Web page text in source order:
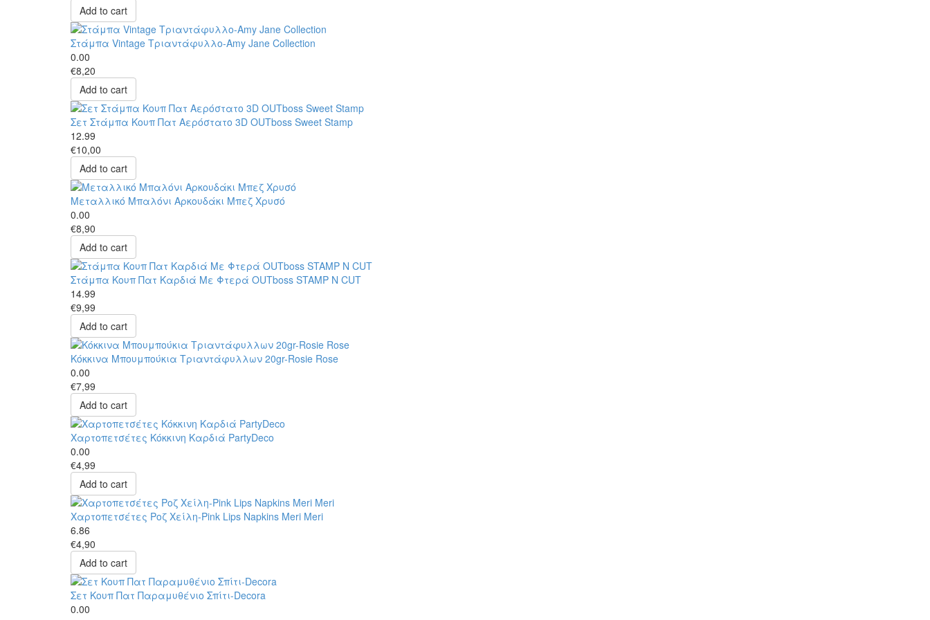
Add to cart
Στάμπα Vintage Τριαντάφυλλο-Amy Jane Collection
0.00
€8,20
Add to cart
Σετ Στάμπα Κουπ Πατ Αερόστατο 3D OUTboss Sweet Stamp
12.99
€10,00
Add to cart
Μεταλλικό Μπαλόνι Αρκουδάκι Μπεζ Χρυσό
0.00
€8,90
Add to cart
Στάμπα Κουπ Πατ Καρδιά Με Φτερά OUTboss STAMP N CUT
14.99
€9,99
Add to cart
Κόκκινα Μπουμπούκια Τριαντάφυλλων 20gr-Rosie Rose
0.00
€7,99
Add to cart
Χαρτοπετσέτες Κόκκινη Καρδιά PartyDeco
0.00
€4,99
Add to cart
Χαρτοπετσέτες Ροζ Χείλη-Pink Lips Napkins Meri Meri
6.86
€4,90
Add to cart
Σετ Κουπ Πατ Παραμυθένιο Σπίτι-Decora
0.00